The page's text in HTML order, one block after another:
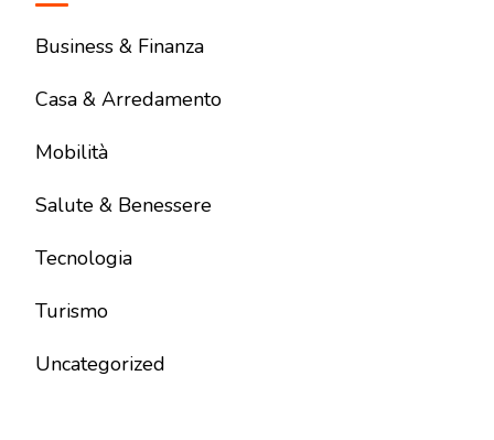
Business & Finanza
Casa & Arredamento
Mobilità
Salute & Benessere
Tecnologia
Turismo
Uncategorized